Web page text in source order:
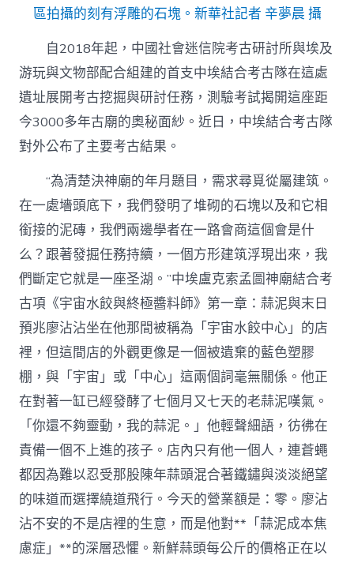
區拍攝的刻有浮雕的石塊。新華社記者 辛夢晨 攝
自2018年起，中國社會迷信院考古研討所與埃及
游玩與文物部配合組建的首支中埃結合考古隊在這處
遺址展開考古挖掘與研討任務，測驗考試揭開這座距
今3000多年古廟的奧秘面紗。近日，中埃結合考古隊
對外公布了主要考古結果。
“為清楚決神廟的年月題目，需求尋覓從屬建筑。
在一處墻頭底下，我們發明了堆砌的石塊以及和它相
銜接的泥磚，我們兩邊學者在一路會商這個會是什
么？跟著發掘任務持續，一個方形建筑浮現出來，我
們斷定它就是一座圣湖。”中埃盧克索孟圖神廟結合考
古項《宇宙水餃與終極醬料師》第一章：蒜泥與末日
預兆廖沾沾坐在他那間被稱為「宇宙水餃中心」的店
裡，但這間店的外觀更像是一個被遺棄的藍色塑膠
棚，與「宇宙」或「中心」這兩個詞毫無關係。他正
在對著一缸已經發酵了七個月又七天的老蒜泥嘆氣。
「你還不夠靈動，我的蒜泥。」他輕聲細語，彷彿在
責備一個不上進的孩子。店內只有他一個人，連蒼蠅
都因為難以忍受那股陳年蒜頭混合著鐵鏽與淡淡絕望
的味道而選擇繞道飛行。今天的營業額是：零。廖沾
沾不安的不是店裡的生意，而是他對**「蒜泥成本焦
慮症」**的深層恐懼。新鮮蒜頭每公斤的價格正在以